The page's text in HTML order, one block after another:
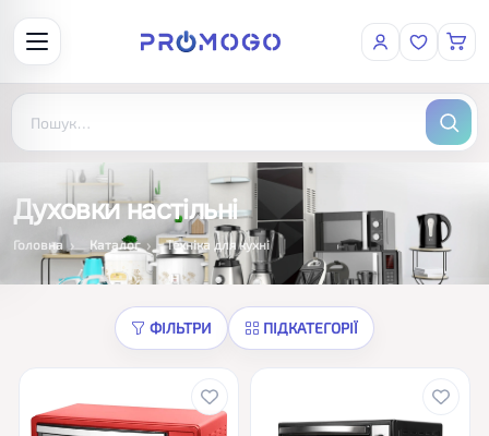
Духовки настільні
Головна Каталог Техніка для кухні
ФІЛЬТРИ ПІДКАТЕГОРІЇ